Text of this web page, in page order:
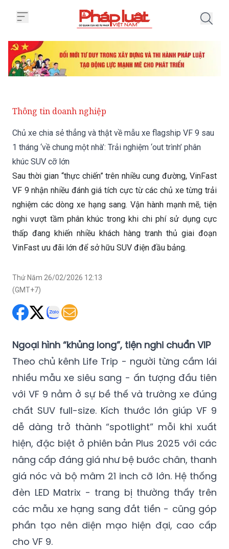
Thông tin doanh nghiệp
Chủ xe chia sẻ thẳng và thật về mẫu xe flagship VF 9 sau
1 tháng ‘về chung một nhà’: Trải nghiệm ‘out trình’ phân
khúc SUV cỡ lớn
Sau thời gian “thực chiến” trên nhiều cung đường, VinFast
VF 9 nhận nhiều đánh giá tích cực từ các chủ xe từng trải
nghiệm các dòng xe hạng sang. Vận hành mạnh mẽ, tiện
nghi vượt tầm phân khúc trong khi chi phí sử dụng cực
thấp đang khiến nhiều khách hàng tranh thủ giai đoạn
VinFast ưu đãi lớn để sở hữu SUV điện đầu bảng.
Thứ Năm 26/02/2026 12:13
(GMT+7)
Ngoại hình “khủng long”, tiện nghi chuẩn VIP
Theo chủ kênh Life Trip - người từng cầm lái
nhiều mẫu xe siêu sang - ấn tượng đầu tiên
với VF 9 nằm ở sự bề thế và trường xe đúng
chất SUV full-size. Kích thước lớn giúp VF 9
dễ dàng trở thành “spotlight” mỗi khi xuất
hiện, đặc biệt ở phiên bản Plus 2025 với các
nâng cấp đáng giá như bệ bước chân, thanh
giá nóc và bộ mâm 21 inch cỡ lớn. Hệ thống
đèn LED Matrix - trang bị thường thấy trên
các mẫu xe hạng sang đắt tiền - cũng góp
phần tạo nên diện mạo hiện đại, cao cấp
cho VF 9.